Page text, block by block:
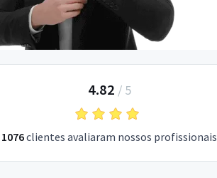
4.82 / 5
1076clientes avaliaram nossos profissionais